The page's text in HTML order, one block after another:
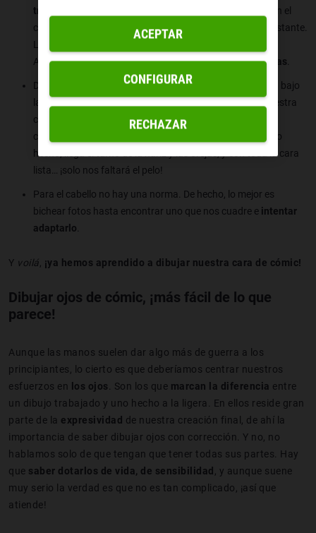
tracemos dos líneas
para guiarnos. Una vertical, justo en el
centro, para dibujar los ojos a cada lado de forma equidistante.
La otra, horizontal, justo a la altura a que los queramos.
Además de dichos óvalos, podremosplantear ya las cejas
Después podremos añadir una nueva forma geométrica
bajo
la circunferencia, la que conformará la mandíbula de nuestra
creación. Ya podemos esbozar una boca
complicada en función de la edad del personaje. Con esto
hecho, llega el turno de la nariz y las orejas, y con toda la cara
lista… ¡solo nos faltará el pelo!
Para el cabello no hay una norma. De hecho, lo mejor es
bichear fotos hasta encontrar uno que nos cuadre e intentar
adaptarlo
Y voilá ¡ya hemos aprendido a dibujar nuestra cara de cómic!
Dibujar ojos de cómic, ¡más fácil de lo que
parece!
Aunque las manos suelen dar algo más de guerra a los
principiantes, lo cierto es que deberíamos centrar nuestros
esfuerzos en los ojos . Son los que marcan la diferencia entre
un dibujo trabajado y uno hecho a la ligera. En ellos reside gran
parte de la expresividad de nuestra creación final, de ahí la
importancia de saber dibujar ojos con corrección. Y no, no
hablamos solo de que tengan que tener todas sus partes. Hay
que saber dotarlos de vida, de sensibilidad , y aunque suene
muy serio la verdad es que no es tan complicado, ¡así que
atiende!
RECHAZAR
ACEPTAR
CONFIGURAR